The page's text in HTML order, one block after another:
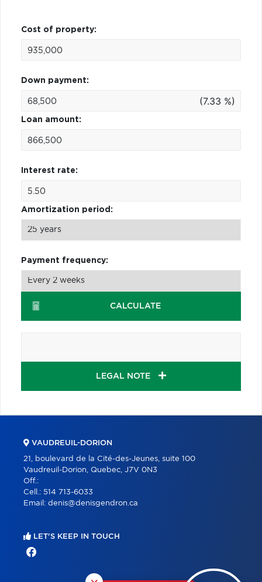
Cost of property:
Down payment:
(7.33 %)
Loan amount:
Interest rate:
Amortization period:
Payment frequency:
CALCULATE
LEGAL NOTE
VAUDREUIL-DORION
21, boulevard de la Cité-des-Jeunes, suite 100
Vaudreuil-Dorion, Quebec, J7V 0N3
Off.:
Cell.: 514 713-6033
Email: denis@denisgendron.ca
LET'S KEEP IN TOUCH